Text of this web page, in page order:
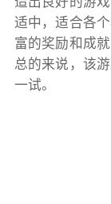
适中，适合各
富的奖励和成
总的来说，该
一试。